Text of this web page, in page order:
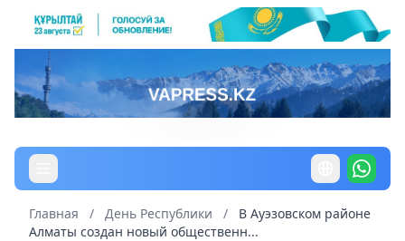
Главная / День Республики /
В Ауэзовском районе
Алматы создан новый общественн...